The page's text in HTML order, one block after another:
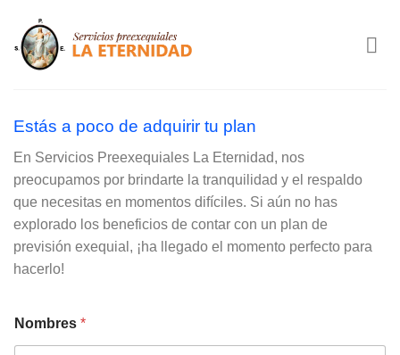
contenido
Estás a poco de adquirir tu plan
En Servicios Preexequiales La Eternidad, nos
preocupamos por brindarte la tranquilidad y el respaldo
que necesitas en momentos difíciles. Si aún no has
explorado los beneficios de contar con un plan de
previsión exequial, ¡ha llegado el momento perfecto para
hacerlo!
Nombres *